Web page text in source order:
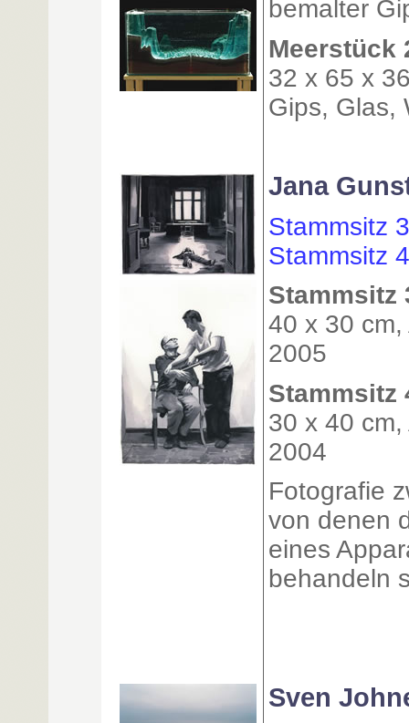
bemalter
Meerstück
32 x 65 x
Gips, Glas,
Jana
Stammsitz
Stammsitz
Stammsitz
40 x 30
2005
Stammsitz
30 x 40
2004
Fotografie
von denen
eines
behandeln
Sven